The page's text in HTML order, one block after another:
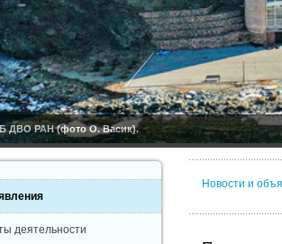
ДВО РАН (фото О. Васик).
Новости и
деятельности